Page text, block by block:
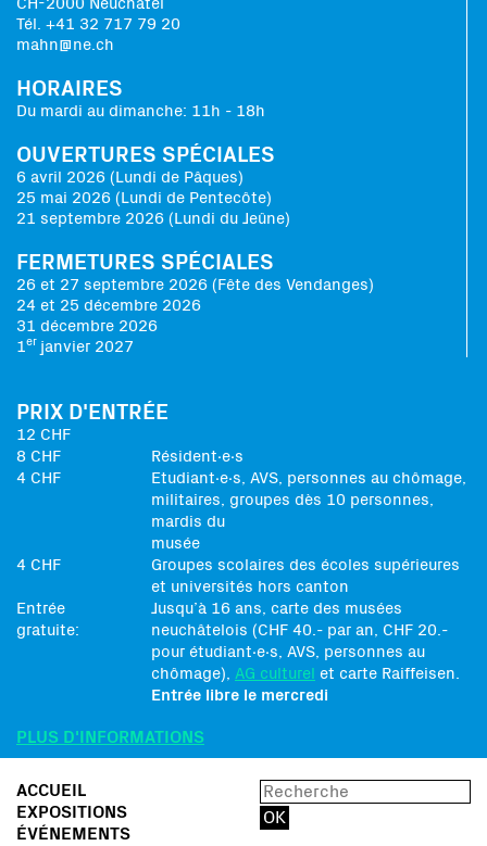
CH-2000 Neuchâtel
Tél. +41 32 717 79 20
mahn@ne.ch
HORAIRES
Du mardi au dimanche: 11h - 18h
OUVERTURES SPÉCIALES
6 avril 2026 (Lundi de Pâques)
25 mai 2026 (Lundi de Pentecôte)
21 septembre 2026 (Lundi du Jeûne)
FERMETURES SPÉCIALES
26 et 27 septembre 2026 (Fête des Vendanges)
24 et 25 décembre 2026
31 décembre 2026
1er janvier 2027
PRIX D'ENTRÉE
12 CHF
8 CHF
Résident∙e∙s
4 CHF
Etudiant∙e∙s, AVS, personnes au chômage,
militaires, groupes dès 10 personnes,
mardis du
musée
4 CHF
Groupes scolaires des écoles supérieures
et universités hors canton
Entrée
gratuite:
Jusqu’à 16 ans, carte des musées
neuchâtelois (CHF 40.- par an, CHF 20.-
pour étudiant∙e∙s, AVS, personnes au
chômage), AG culturel et carte Raiffeisen.
Entrée libre le mercredi
PLUS D'INFORMATIONS
ACCUEIL
EXPOSITIONS
ÉVÉNEMENTS